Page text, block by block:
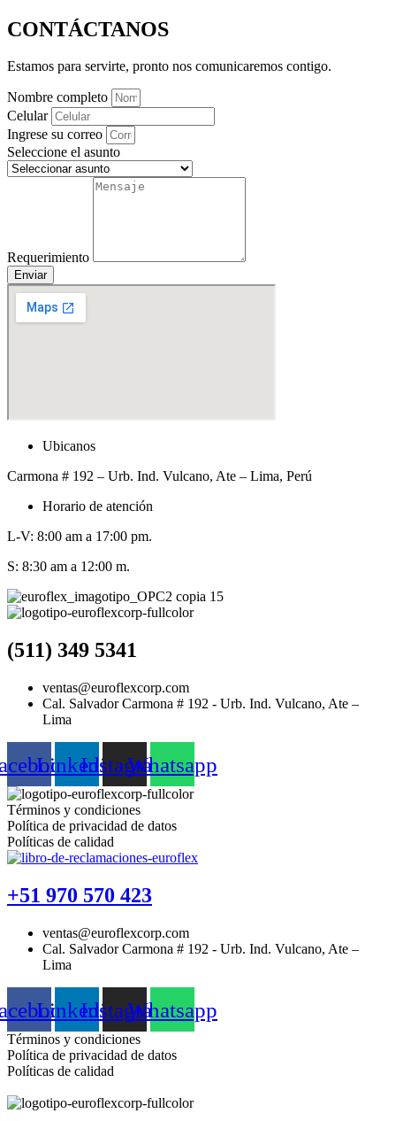
CONTÁCTANOS
Estamos para servirte, pronto nos comunicaremos contigo.
Nombre completo
Celular
Ingrese su correo
Seleccione el asunto
Requerimiento
Enviar
Ubicanos
Carmona # 192 – Urb. Ind. Vulcano, Ate – Lima, Perú
Horario de atención
L-V: 8:00 am a 17:00 pm.
S: 8:30 am a 12:00 m.
(511) 349 5341
ventas@euroflexcorp.com
Cal. Salvador Carmona # 192 - Urb. Ind. Vulcano, Ate –
Lima
LinkedinInstagramWhatsapp
Términos y condiciones
Política de privacidad de datos
Políticas de calidad
+51 970 570 423
ventas@euroflexcorp.com
Cal. Salvador Carmona # 192 - Urb. Ind. Vulcano, Ate –
Lima
LinkedinInstagramWhatsapp
Términos y condiciones
Política de privacidad de datos
Políticas de calidad